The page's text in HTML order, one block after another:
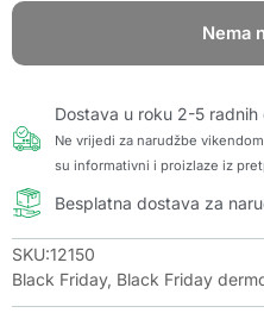
Nema
Dostava u roku 2-5 radnih
Ne vrijedi za narudžbe
su informativni i proizlaze iz
Besplatna dostava za
SKU:12150
Black Friday, Black Friday